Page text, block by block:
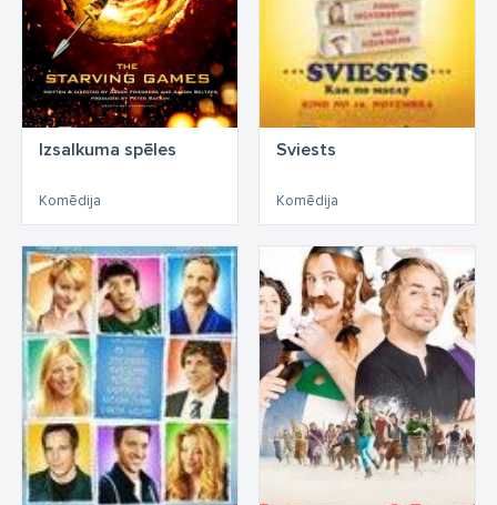
Izsalkuma spēles
Komēdija
Sviests
Komēdija